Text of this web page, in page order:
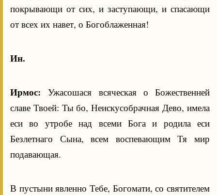
покрывающи от сих, и заступающи, и спасающи
от всех их навет, о Богоблаженная!
Ин.
Ирмос:Ужасошася всяческая о Божественней
славе Твоей: Ты бо, Неискусобрачная Дево, имела
еси во утробе над всеми Бога и родила еси
Безлетнаго Сына, всем воспевающим Тя мир
подавающая.
В пустыни явленно Тебе, Богомати, со святителем